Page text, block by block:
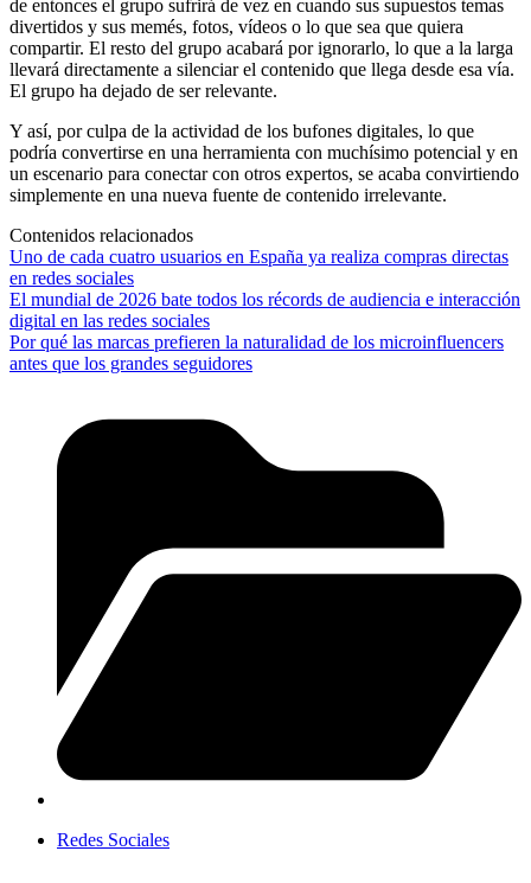
de entonces el grupo sufrirá de vez en cuando sus supuestos temas
divertidos y sus memés, fotos, vídeos o lo que sea que quiera
compartir. El resto del grupo acabará por ignorarlo, lo que a la larga
llevará directamente a silenciar el contenido que llega desde esa vía.
El grupo ha dejado de ser relevante.
Y así, por culpa de la actividad de los bufones digitales, lo que
podría convertirse en una herramienta con muchísimo potencial y en
un escenario para conectar con otros expertos, se acaba convirtiendo
simplemente en una nueva fuente de contenido irrelevante.
Contenidos relacionados
Uno de cada cuatro usuarios en España ya realiza compras directas
en redes sociales
El mundial de 2026 bate todos los récords de audiencia e interacción
digital en las redes sociales
Por qué las marcas prefieren la naturalidad de los microinfluencers
antes que los grandes seguidores
Redes Sociales